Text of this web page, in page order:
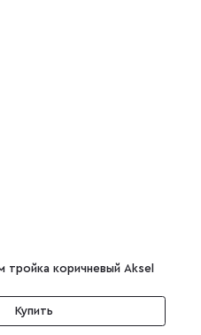
коричневый Aksel
Купить